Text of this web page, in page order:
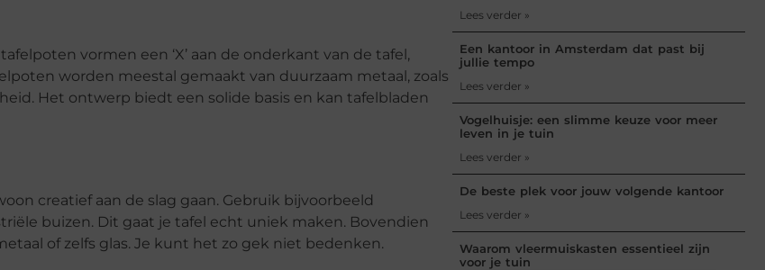
vormen een ‘X’ aan de onderkant van de tafel,
worden meestal gemaakt van duurzaam metaal, zoals
Het ontwerp biedt een solide basis en kan tafelbladen
creatief aan de slag gaan. Gebruik bijvoorbeeld
buizen. Dit gaat je tafel echt uniek maken. Bovendien
of zelfs glas. Je kunt het zo gek niet bedenken.
Lees verder »
Een kantoor in Amsterdam dat past bij
jullie tempo
Lees verder »
Vogelhuisje: een slimme keuze voor meer
leven in je tuin
Lees verder »
De beste plek voor jouw volgende kantoor
Lees verder »
Waarom vleermuiskasten essentieel zijn
voor je tuin